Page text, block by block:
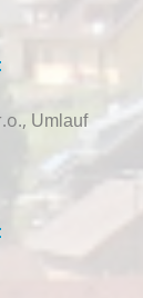
Umlauf